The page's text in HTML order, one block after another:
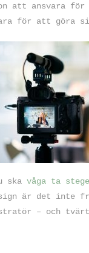
att ansvara för
för att göra
ska våga ta
är det inte
– och